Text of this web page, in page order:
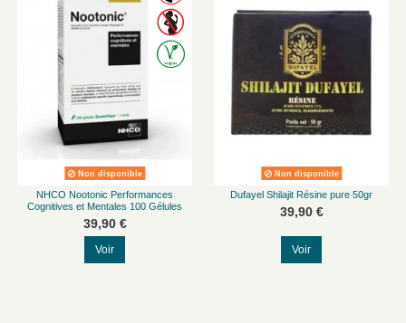
Non disponible
NHCO Nootonic Performances
Cognitives et Mentales 100 Gélules
39,90 €
Voir
Non disponible
Dufayel Shilajit Résine pure 50gr
39,90 €
Voir